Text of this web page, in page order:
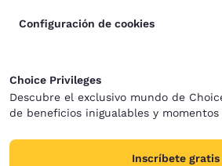
Configuración de cookies
Choice Privileges
Descubre el exclusivo mundo de
de beneficios inigualables y
Inscríbete gratis